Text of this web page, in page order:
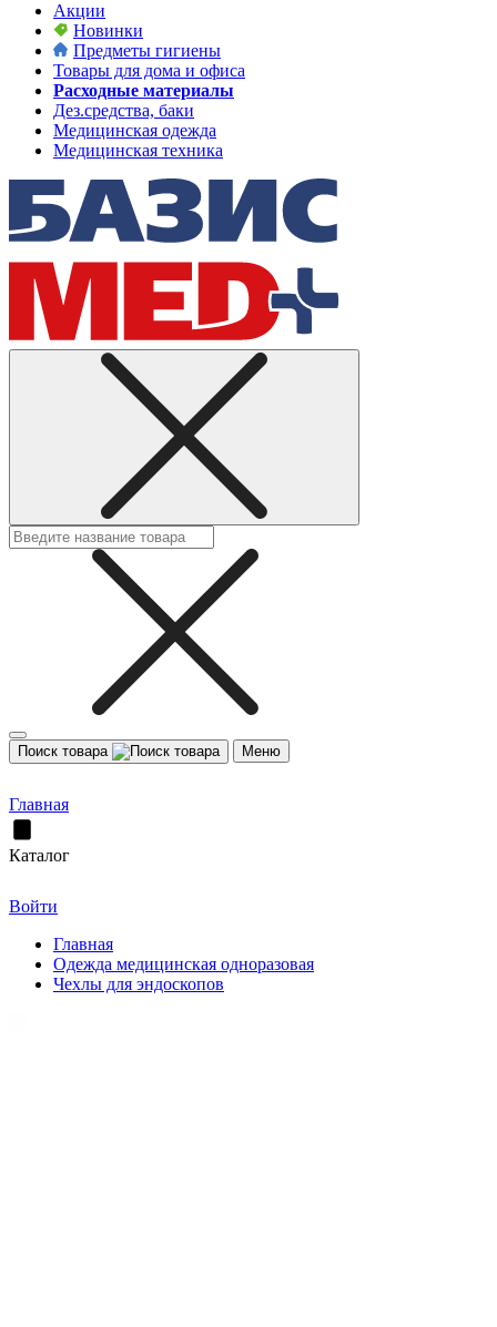
Акции
Новинки
Предметы гигиены
Товары для дома и офиса
Расходные материалы
Дез.средства, баки
Медицинская одежда
Медицинская техника
Поиск товара Меню
Главная
Каталог
Войти
Главная
Одежда медицинская одноразовая
Чехлы для эндоскопов